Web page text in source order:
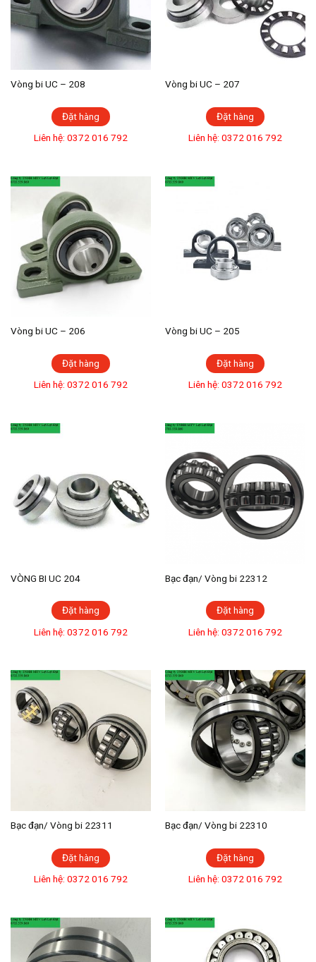
Vòng bi UC – 208
Đặt hàng
Liên hệ: 0372 016 792
Vòng bi UC – 207
Đặt hàng
Liên hệ: 0372 016 792
Vòng bi UC – 206
Đặt hàng
Liên hệ: 0372 016 792
Vòng bi UC – 205
Đặt hàng
Liên hệ: 0372 016 792
VÒNG BI UC 204
Đặt hàng
Liên hệ: 0372 016 792
Bạc đạn/ Vòng bi 22312
Đặt hàng
Liên hệ: 0372 016 792
Bạc đạn/ Vòng bi 22311
Đặt hàng
Liên hệ: 0372 016 792
Bạc đạn/ Vòng bi 22310
Đặt hàng
Liên hệ: 0372 016 792